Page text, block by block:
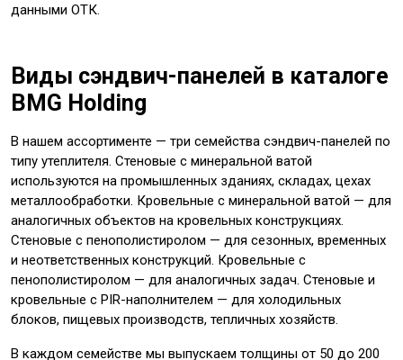
данными ОТК.
Виды сэндвич-панелей в каталоге
BMG Holding
В нашем ассортименте — три семейства сэндвич-панелей по
типу утеплителя. Стеновые с минеральной ватой
используются на промышленных зданиях, складах, цехах
металлообработки. Кровельные с минеральной ватой — для
аналогичных объектов на кровельных конструкциях.
Стеновые с пенополистиролом — для сезонных, временных
и неответственных конструкций. Кровельные с
пенополистиролом — для аналогичных задач. Стеновые и
кровельные с PIR-наполнителем — для холодильных
блоков, пищевых производств, тепличных хозяйств.
В каждом семействе мы выпускаем толщины от 50 до 200